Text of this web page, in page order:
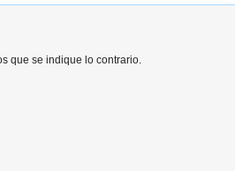
que se indique lo contrario.